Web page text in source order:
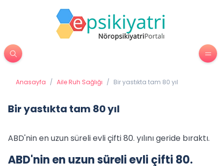
Anasayfa / Aile Ruh Sağlığı / Bir yastıkta tam 80 yıl
Bir yastıkta tam 80 yıl
ABD'nin en uzun süreli evli çifti 80. yılını geride bıraktı.
ABD'nin en uzun süreli evli çifti 80.